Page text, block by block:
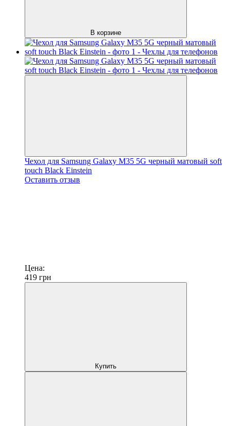
В корзине
Чехол для Samsung Galaxy M35 5G черный матовый soft
touch Black Einstein
Оставить отзыв
Цена:
419 грн
Купить